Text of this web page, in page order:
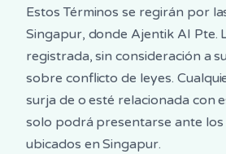
Estos Términos se regirán por
Singapur, donde Ajentik AI Pte.
registrada, sin consideración a
sobre conflicto de leyes.
surja de o esté relacionada con
solo podrá presentarse ante
ubicados en Singapur.